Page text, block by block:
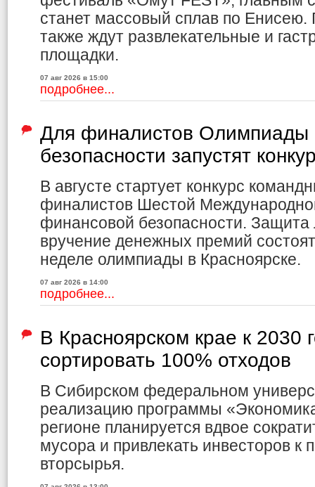
станет массовый сплав по Енисею.
также ждут развлекательные и
площадки.
07 авг 2026 в 15:00
подробнее...
Для финалистов Олимпиады
безопасности запустят
В августе стартует конкурс
финалистов Шестой
финансовой безопасности. Защита
вручение денежных премий
неделе олимпиады в Красноярске.
07 авг 2026 в 14:00
подробнее...
В Красноярском крае к 2030
сортировать 100% отходов
В Сибирском федеральном
реализацию программы
регионе планируется вдвое
мусора и привлекать инвесторов к
вторсырья.